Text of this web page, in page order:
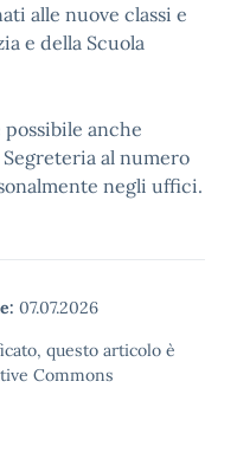
alle nuove classi e
e della Scuola
anche
al numero
negli uffici.
07.07.2026
questo articolo è
Commons